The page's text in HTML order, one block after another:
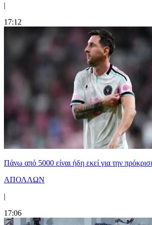
|
17:12
Πάνω από 5000 είναι ήδη εκεί για την
ΑΠΟΛΛΩΝ
|
17:06